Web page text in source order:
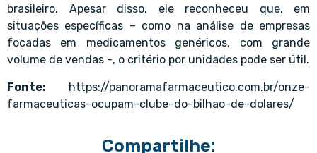
brasileiro. Apesar disso, ele reconheceu que, em
situações específicas – como na análise de empresas
focadas em medicamentos genéricos, com grande
volume de vendas -, o critério por unidades pode ser útil.
Fonte:
https://panoramafarmaceutico.com.br/onze-
farmaceuticas-ocupam-clube-do-bilhao-de-dolares/
Compartilhe: